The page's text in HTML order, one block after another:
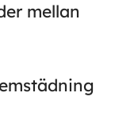
mellan